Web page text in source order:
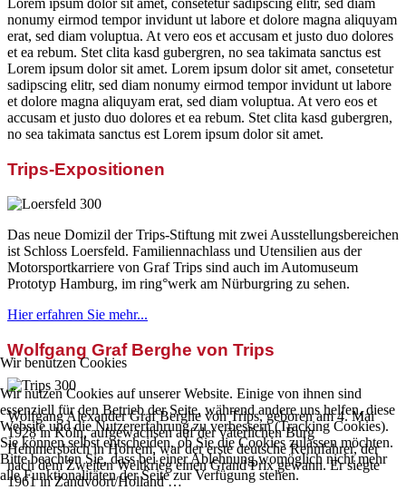
nonumy eirmod tempor invidunt ut labore et dolore magna aliquyam
erat, sed diam voluptua. At vero eos et accusam et justo duo dolores
et ea rebum. Stet clita kasd gubergren, no sea takimata sanctus est
Lorem ipsum dolor sit amet. Lorem ipsum dolor sit amet, consetetur
sadipscing elitr, sed diam nonumy eirmod tempor invidunt ut labore
et dolore magna aliquyam erat, sed diam voluptua. At vero eos et
accusam et justo duo dolores et ea rebum. Stet clita kasd gubergren,
no sea takimata sanctus est Lorem ipsum dolor sit amet.
Trips-Expositionen
Das neue Domizil der Trips-Stiftung mit zwei Ausstellungsbereichen
ist Schloss Loersfeld. Familiennachlass und Utensilien aus der
Motorsportkarriere von Graf Trips sind auch im Automuseum
Prototyp Hamburg, im ring°werk am Nürburgring zu sehen.
Hier erfahren Sie mehr...
Wolfgang Graf Berghe von Trips
Wolfgang Alexander Graf Berghe von Trips, geboren am 4. Mai
1928 in Köln, aufgewachsen auf der väterlichen Burg
Hemmersbach in Horrem, war der erste deutsche Rennfahrer, der
nach dem Zweiten Weltkrieg einen Grand Prix gewann. Er siegte
1961 in Zandvoort/Holland …
Wir benutzen Cookies
Wir nutzen Cookies auf unserer Website. Einige von ihnen sind
essenziell für den Betrieb der Seite, während andere uns helfen, diese
Website und die Nutzererfahrung zu verbessern (Tracking Cookies).
Sie können selbst entscheiden, ob Sie die Cookies zulassen möchten.
Bitte beachten Sie, dass bei einer Ablehnung womöglich nicht mehr
alle Funktionalitäten der Seite zur Verfügung stehen.